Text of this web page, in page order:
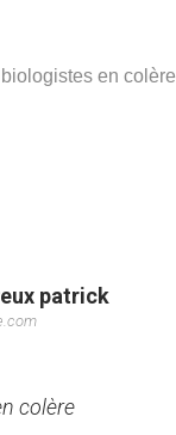
en colère
patrick
colère